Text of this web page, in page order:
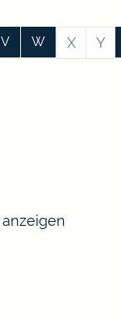
V W X Y